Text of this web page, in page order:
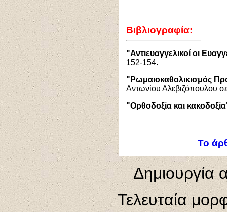
Βιβλιογραφία:
"Αντιευαγγελικοί οι
152-154.
"Ρωμαιοκαθολικισμός
Αντωνίου Αλεβιζόπουλου
"Ορθοδοξία και
Το
Δημιουργία
Τελευταία